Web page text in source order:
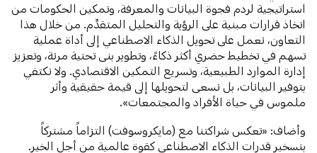
استراتيجية لردم فجوة البيانات والمعرفة، وتمكين الحكومات من
اتخاذ قرارات مبنية على الرؤية والتحليل المتقدِّم. من خلال هذا
التعاون، نعمل على تحويل الذكاء الاصطناعي إلى أداة عملية
تسهم في تخطيط حضري أكثر ذكاءً، وتطوير بنى تحتية مرنة، وتعزيز
إدارة الموارد الطبيعية، وتسريع التمكين الاقتصادي. ولا نكتفي
بتوفير البيانات، بل نسعى لتحويلها إلى قيمة حقيقية وأثر
ملموس في حياة الأفراد والمجتمعات».
وأضاف: «تعكس شراكتنا مع (مايكروسوفت) التزاماً مشتركاً
بتسخير قدرات الذكاء الاصطناعي كقوة عالمية من أجل الخير.